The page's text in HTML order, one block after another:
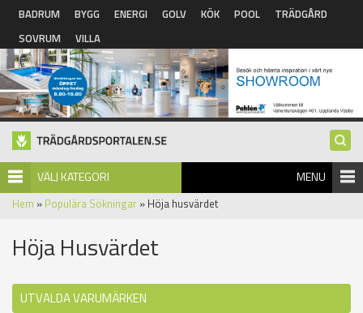
Hoppa till huvudinnehåll
BADRUM BYGG ENERGI GOLV KÖK POOL
TRÄDGÅRD
SOVRUM
VILLA
VÄLJ KATEGORI MENU
Hem » Populära Sökningar » Höja husvärdet
Höja Husvärdet
UTVALDA VARUMÄRKEN